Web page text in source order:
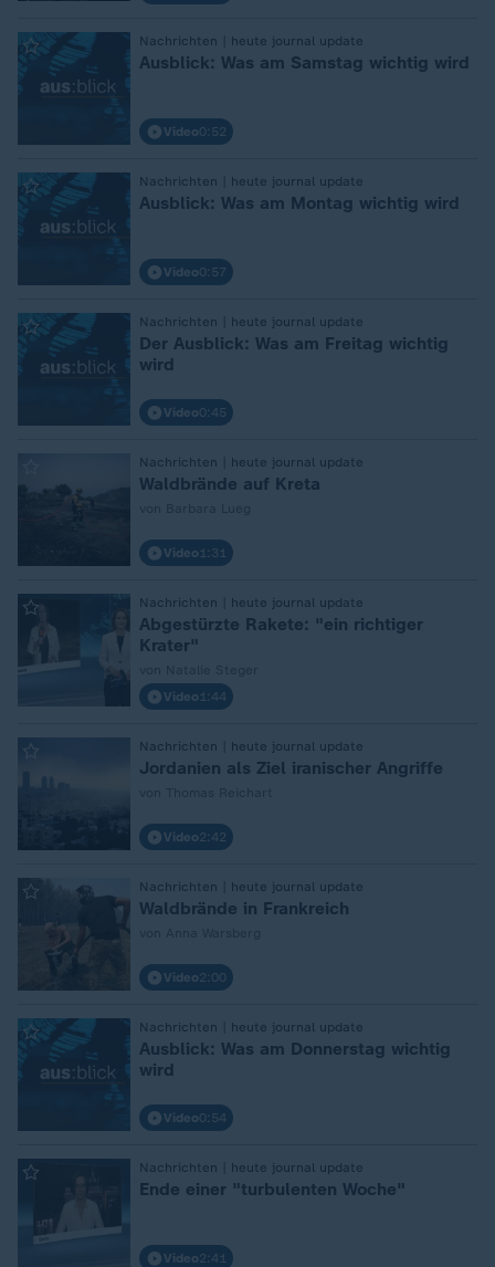
Nachrichten | heute journal update
Ausblick: Was am Samstag wichtig wird
Video0:52
Nachrichten | heute journal update
Ausblick: Was am Montag wichtig wird
Video0:57
Nachrichten | heute journal update
Der Ausblick: Was am Freitag wichtig
wird
Video0:45
Nachrichten | heute journal update
Waldbrände auf Kreta
Video 1:31
Nachrichten | heute journal update
Abgestürzte Rakete: "ein richtiger
Krater"
Video 1:44
Nachrichten | heute journal update
Jordanien als Ziel iranischer Angriffe
Video2:42
Nachrichten | heute journal update
Waldbrände in Frankreich
Video2:00
Nachrichten | heute journal update
Ausblick: Was am Donnerstag wichtig
wird
Video0:54
Nachrichten | heute journal update
Ende einer "turbulenten Woche"
Video2:41